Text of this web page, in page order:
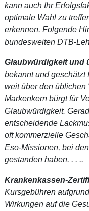
kann auch Ihr
optimale Wahl zu
erkennen. Folgende
bundesweiten DTB-
Glaubwürdigkeit und
bekannt und geschätzt
weit über den
Markenkern bürgt für
Glaubwürdigkeit.
entscheidende
oft kommerzielle
Eso-Missionen, bei
gestanden haben. . . ..
Krankenkassen-
Kursgebühren
Wirkungen auf die